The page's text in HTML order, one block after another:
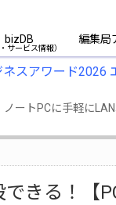
bizDB 編集局
ネスアワード
ノートPCに手軽に
きる！【